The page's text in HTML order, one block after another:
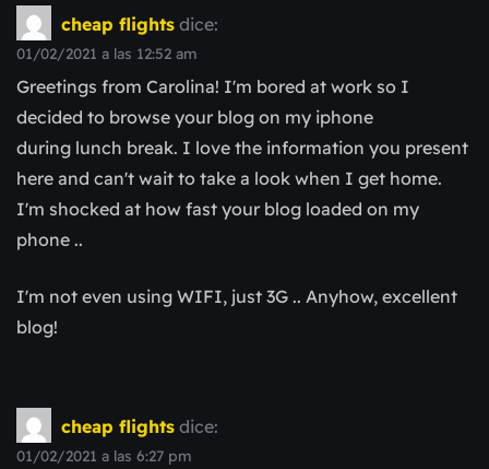
cheap flights dice:
01/02/2021 a las 12:52 am
Greetings from Carolina! I'm bored at work so I
decided to browse your blog on my iphone
during lunch break. I love the information you present
here and can't wait to take a look when I get home.
I'm shocked at how fast your blog loaded on my
phone ..
I'm not even using WIFI, just 3G .. Anyhow, excellent
blog!
cheap flights dice:
01/02/2021 a las 6:27 pm